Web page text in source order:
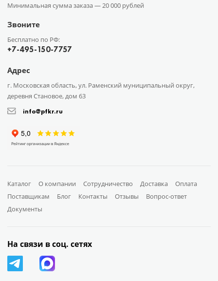
Минимальная сумма заказа — 20 000 рублей
Звоните
Бесплатно по РФ:
+7-495-150-7757
Адрес
г. Московская область, ул. Раменский муниципальный округ,
деревня Становое, дом 63
info@pfkr.ru
Каталог О компании Сотрудничество Доставка
Оплата
Поставщикам
Блог Контакты Отзывы
Вопрос-ответ
Документы
На связи в соц. сетях